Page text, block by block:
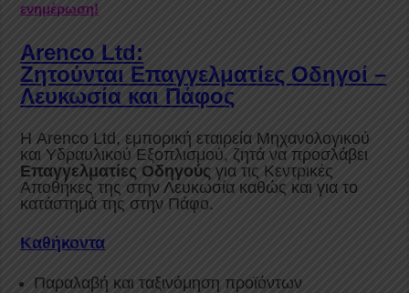
ενημέρωση!
Arenco Ltd:
Ζητούνται Επαγγελματίες Οδηγοί –
Λευκωσία και Πάφος
Η Arenco Ltd, εμπορική εταιρεία Μηχανολογικού
και Υδραυλικού Εξοπλισμού, ζητά να προσλάβει
Επαγγελματίες Οδηγούςγια τις Κεντρικές
Αποθήκες της στην Λευκωσία καθώς και για το
κατάστημά της στην Πάφο.
Καθήκοντα
Παραλαβή και ταξινόμηση προϊόντων